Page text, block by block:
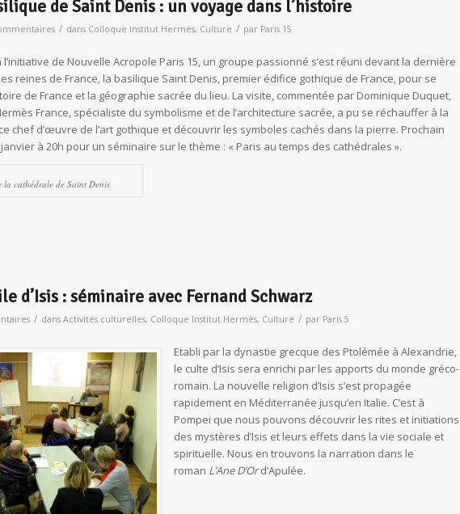
de Saint Denis : un voyage dans l’histoire
/ dans Colloque Institut Hermès, Culture / par Paris 15
l’initiative de Nouvelle Acropole Paris 15, un groupe passionné s’est réuni devant la dernière
reines de France, la basilique Saint Denis, premier édifice gothique de France, pour se
de France et la géographie sacrée du lieu. La visite, commentée par Dominique Duquet,
France, spécialiste du symbolisme et de l’architecture sacrée, a pu se réchauffer à la
chef d’œuvre de l’art gothique et découvrir les symboles cachés dans la pierre. Prochain
à 20h pour un séminaire sur le thème : « Paris au temps des cathédrales ».
la cathédrale de Saint Denis
d’Isis : séminaire avec Fernand Schwarz
/ dans Activités culturelles, Colloque Institut Hermès, Culture / par Paris 5
Etabli par la dynastie grecque des Ptolémée à Alexandrie,
le culte d’Isis sera enrichi par les apports du monde gréco-
romain. La nouvelle religion d’Isis s’est propagée
rapidement en Méditerranée jusqu’en Italie. C’est à
Pompei que nous pouvons découvrir les rites et initiations
des mystères d’Isis et leurs effets dans la vie sociale et
spirituelle. Nous en trouvons la narration dans le
roman L’Ane D’Ord’Apulée.